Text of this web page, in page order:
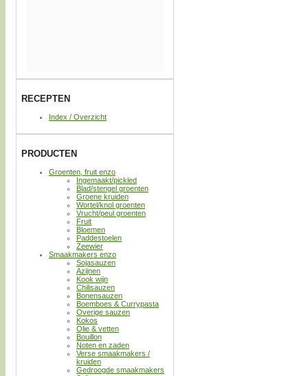
RECEPTEN
Index / Overzicht
PRODUCTEN
Groenten, fruit enzo
Ingemaakt/pickled
Blad/stengel groenten
Groene kruiden
Wortel/knol groenten
Vrucht/peul groenten
Fruit
Bloemen
Paddestoelen
Zeewier
Smaakmakers enzo
Sojasauzen
Azijnen
Kook wijn
Chilisauzen
Bonensauzen
Boemboes & Currypasta
Overige sauzen
Kokos
Olie & vetten
Bouillon
Noten en zaden
Verse smaakmakers /
kruiden
Gedroogde smaakmakers